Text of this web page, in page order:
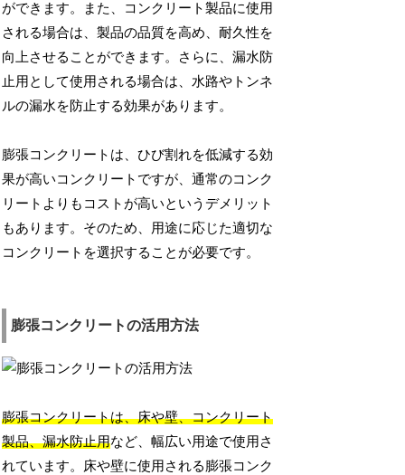
ができます。また、コンクリート製品に使用
される場合は、製品の品質を高め、耐久性を
向上させることができます。さらに、漏水防
止用として使用される場合は、水路やトンネ
ルの漏水を防止する効果があります。
膨張コンクリートは、ひび割れを低減する効
果が高いコンクリートですが、通常のコンク
リートよりもコストが高いというデメリット
もあります。そのため、用途に応じた適切な
コンクリートを選択することが必要です。
膨張コンクリートの活用方法
膨張コンクリートは、床や壁、コンクリート
製品、漏水防止用など、幅広い用途で使用さ
れています。床や壁に使用される膨張コンク